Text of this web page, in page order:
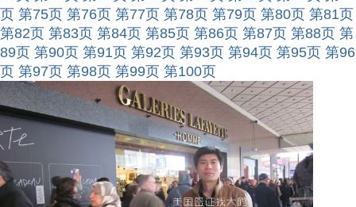
页 第75页 第76页 第77页 第78页 第79页 第80页 第81页
第82页 第83页 第84页 第85页 第86页 第87页 第88页 第
89页 第90页 第91页 第92页 第93页 第94页 第95页 第96
页 第97页 第98页 第99页 第100页